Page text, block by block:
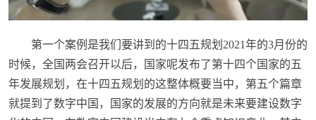
第一个案例是我们要讲到的十四五规划2021年的3月份的
时候，全国两会召开以后，国家呢发布了第十四个国家的五
年发展规划，在十四五规划的这整体概要当中，第五个篇章
就提到了数字中国，国家的发展的方向就是未来要建设数字